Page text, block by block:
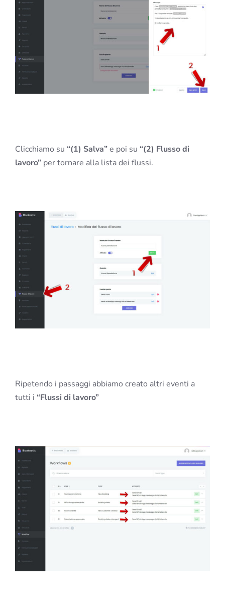
Clicchiamo su “(1) Salva”e poi su “(2) Flusso di
lavoro” per tornare alla lista dei flussi.
Ripetendo i passaggi abbiamo creato altri eventi a
tutti i “Flussi di lavoro”